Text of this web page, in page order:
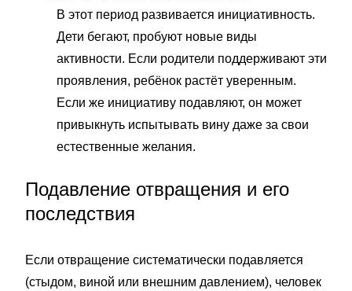
В этот период развивается инициативность.
Дети бегают, пробуют новые виды
активности. Если родители поддерживают эти
проявления, ребёнок растёт уверенным.
Если же инициативу подавляют, он может
привыкнуть испытывать вину даже за свои
естественные желания.
Подавление отвращения и его
последствия
Если отвращение систематически подавляется
(стыдом, виной или внешним давлением), человек